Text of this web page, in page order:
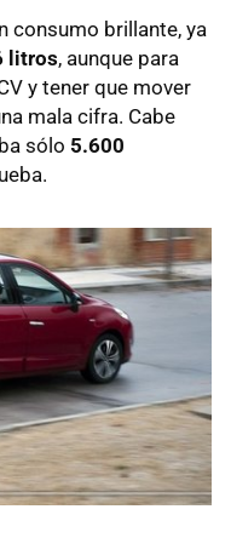
consumo brillante, ya
litros, aunque para
y tener que mover
mala cifra. Cabe
sólo 5.600